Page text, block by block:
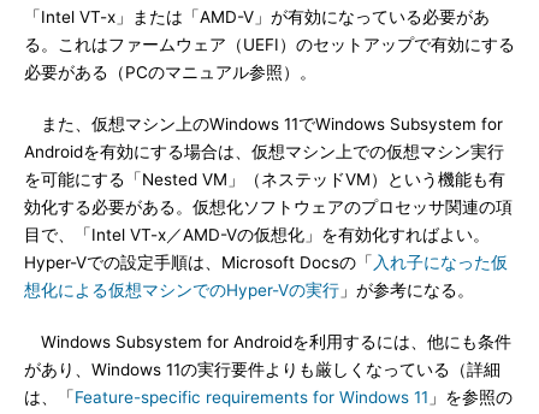
「Intel VT-x」または「AMD-V」が有効になっている必要があ
る。これはファームウェア（UEFI）のセットアップで有効にする
必要がある（PCのマニュアル参照）。
また、仮想マシン上のWindows 11でWindows Subsystem for
Androidを有効にする場合は、仮想マシン上での仮想マシン実行
を可能にする「Nested VM」（ネステッドVM）という機能も有
効化する必要がある。仮想化ソフトウェアのプロセッサ関連の項
目で、「Intel VT-x／AMD-Vの仮想化」を有効化すればよい。
Hyper-Vでの設定手順は、Microsoft Docsの「 入れ子になった仮
想化による仮想マシンでのHyper-Vの実行 」が参考になる。
Windows Subsystem for Androidを利用するには、他にも条件
があり、Windows 11の実行要件よりも厳しくなっている（詳細
は、「Feature-specific requirements for Windows 11 」を参照の